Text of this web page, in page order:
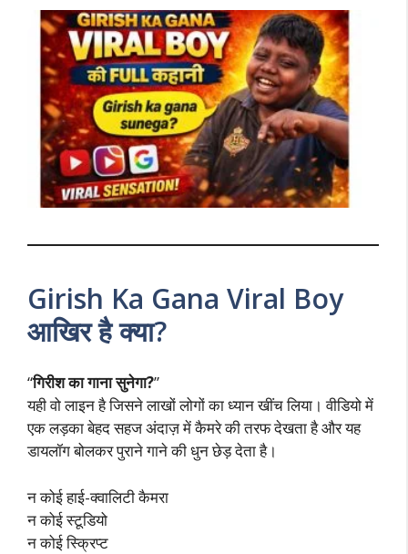
Girish Ka Gana Viral Boy
आखिर है क्या?
“गिरीश का गाना सुनेगा?”
यही वो लाइन है जिसने लाखों लोगों का ध्यान खींच लिया। वीडियो में
एक लड़का बेहद सहज अंदाज़ में कैमरे की तरफ देखता है और यह
डायलॉग बोलकर पुराने गाने की धुन छेड़ देता है।
न कोई हाई-क्वालिटी कैमरा
न कोई स्टूडियो
न कोई स्क्रिप्ट